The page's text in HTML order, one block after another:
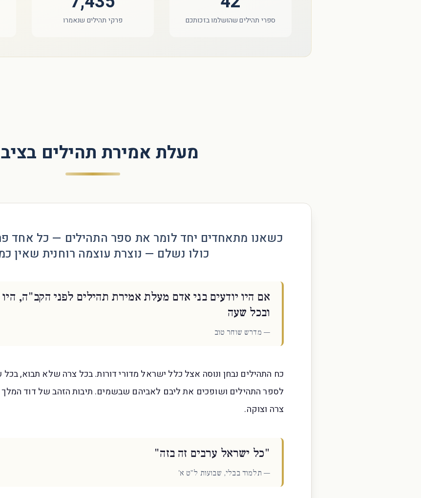
ספרי תהילים שהושלמו בזכותכם פרקי תהילים שנאמרו
מעלת אמירת תהילים
כשאנו מתאחדים יחד לומר את ספר התהילים — כל אחד
כולו נשלם — נוצרת עוצמה רוחנית שאין
אם היו יודעים בני אדם מעלת אמירת תהילים לפני הקב"ה,
ובכל שעה
— מדרש שוחר טוב
כח התהילים נבחן ונוסה אצל כלל ישראל מדורי דורות. בכל צרה שלא תבוא, בכל
לספר התהילים ושופכים את ליבם לאביהם שבשמים. תיבות הזהב של דוד המלך
צרה וצוקה.
"כל ישראל ערבים זה בזה"
— תלמוד בבלי, שבועות ל"ט א'